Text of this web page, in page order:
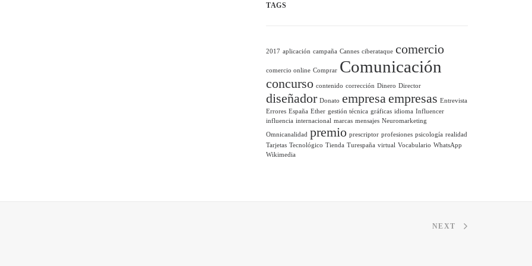
TAGS
2017 aplicación campaña Cannes ciberataque comercio
comercio online Comprar Comunicación
concurso contenido corrección Dinero Director
diseñador Donato empresaempresas Entrevista
Errores España Ether gestión técnica gráficas idioma Influencer
influencia internacional marcas mensajes Neuromarketing
Omnicanalidad premio prescriptor profesiones psicología realidad
Tarjetas Tecnológico Tienda Turespaña virtual Vocabulario WhatsApp
Wikimedia
NEXT